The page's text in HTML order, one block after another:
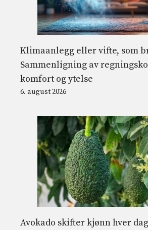
Klimaanlegg eller vifte, som
Sammenligning av
komfort og ytelse
6. august 2026
Avokado skifter kjønn hver